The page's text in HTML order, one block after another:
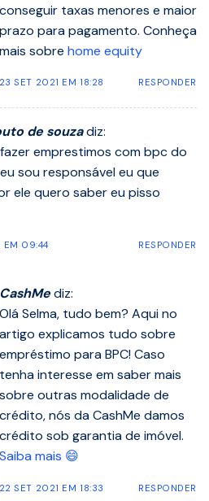
conseguir taxas menores e maior
prazo para pagamento. Conheça
mais sobre home equity
23 SET 2021 EM 18:28 RESPONDER
de souza diz:
emprestimos com bpc do
sou responsável eu que
ele quero saber eu pisso
EM 09:44 RESPONDER
CashMe diz:
Olá Selma, tudo bem? Aqui no
artigo explicamos tudo sobre
empréstimo para BPC! Caso
tenha interesse em saber mais
sobre outras modalidade de
crédito, nós da CashMe damos
crédito sob garantia de imóvel.
Saiba mais 😄
22 SET 2021 EM 18:33 RESPONDER